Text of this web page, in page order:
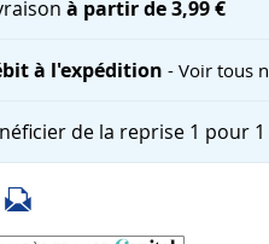
à partir de 3,99 €
à l'expédition- Voir tous
de la reprise 1 pour 1